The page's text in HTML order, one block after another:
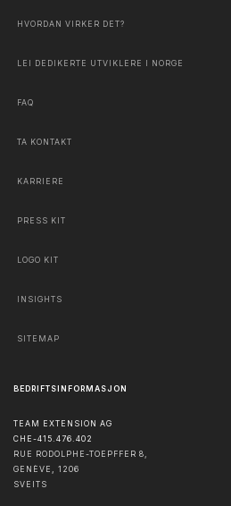
HVORDAN VIRKER DET?
LEI DEDIKERTE UTVIKLERE I NORGE
FAQ
TA KONTAKT
KARRIERE
PRESS KIT
LOGO KIT
INSIGHTS
SITEMAP
BEDRIFTSINFORMASJON
TEAM EXTENSION AG
CHE-415.476.402
RUE RODOLPHE-TOEPFFER 8,
GENÈVE , 1206
SVEITS